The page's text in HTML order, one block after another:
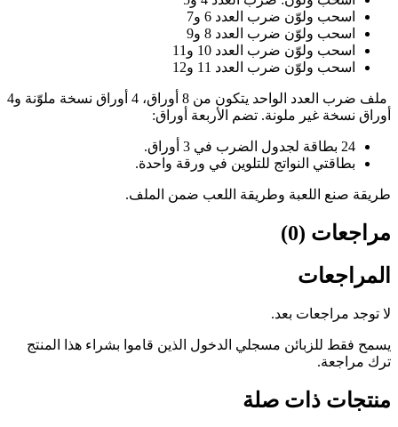
اسحب ولوّن ضرب العدد 6 و7
اسحب ولوّن ضرب العدد 8 و9
اسحب ولوّن ضرب العدد 10 و11
اسحب ولوّن ضرب العدد 11 و12
ملف ضرب العدد الواحد يتكون من 8 أوراق، 4 أوراق نسخة ملوّنة و4
أوراق نسخة غير ملونة. تضم الأربعة أوراق:
24 بطاقة لجدول الضرب في 3 أوراق.
بطاقتي النواتج للتلوين في ورقة واحدة.
طريقة صنع اللعبة وطريقة اللعب ضمن الملف.
مراجعات (0)
المراجعات
لا توجد مراجعات بعد.
يسمح فقط للزبائن مسجلي الدخول الذين قاموا بشراء هذا المنتج
ترك مراجعة.
منتجات ذات صلة